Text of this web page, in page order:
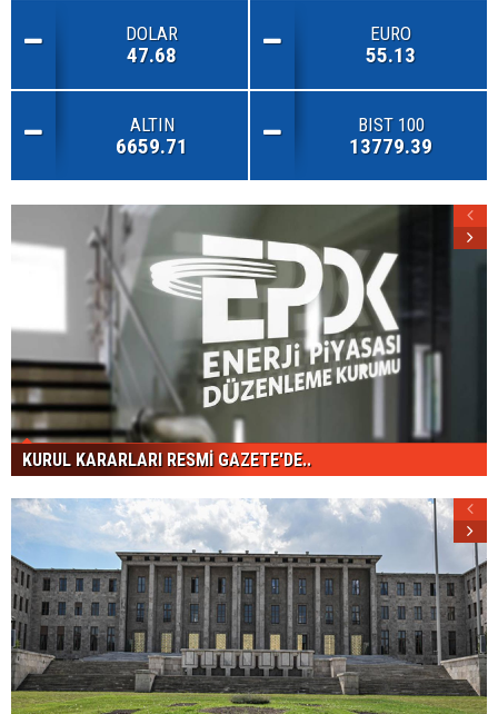
DOLAR
47.68
EURO
55.13
ALTIN
6659.71
BIST 100
13779.39
KURUL KARARLARI RESMİ GAZETE'DE..